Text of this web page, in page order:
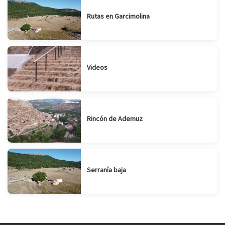
Rutas en Garcimolina
Videos
Rincón de Ademuz
Serranía baja